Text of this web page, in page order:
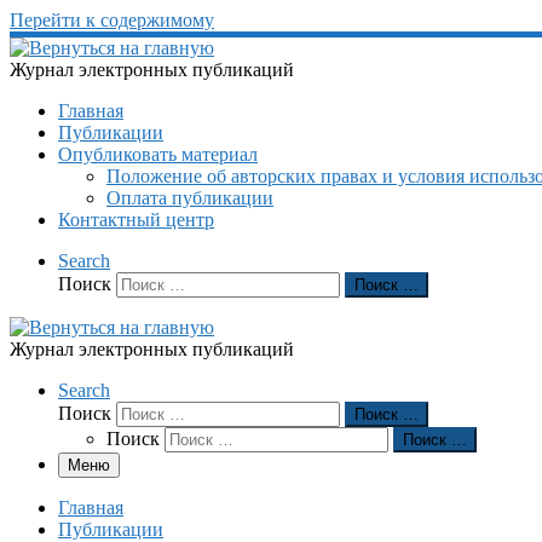
Перейти к содержимому
Журнал электронных публикаций
Главная
Публикации
Опубликовать материал
Положение об авторских правах и условия
Оплата публикации
Контактный центр
Search
Поиск
Поиск …
Журнал электронных публикаций
Search
Поиск
Поиск …
Поиск
Поиск …
Меню
Главная
Публикации